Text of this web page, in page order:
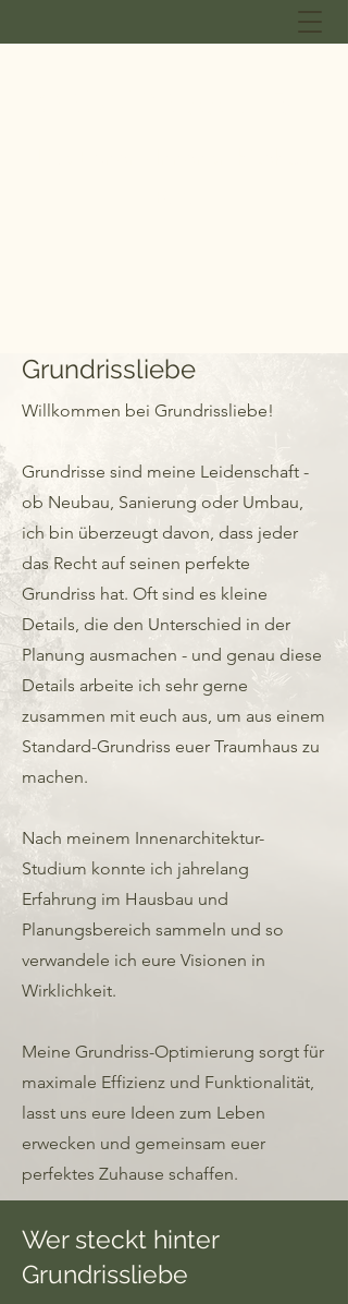
Grundrissliebe
Willkommen bei Grundrissliebe!
Grundrisse sind meine Leidenschaft -
ob Neubau, Sanierung oder Umbau,
ich bin überzeugt davon, dass jeder
das Recht auf seinen perfekte
Grundriss hat. Oft sind es kleine
Details, die den Unterschied in der
Planung ausmachen - und genau diese
Details arbeite ich sehr gerne
zusammen mit euch aus, um aus einem
Standard-Grundriss euer Traumhaus zu
machen.
Nach meinem Innenarchitektur-
Studium konnte ich jahrelang
Erfahrung im Hausbau und
Planungsbereich sammeln und so
verwandele ich eure Visionen in
Wirklichkeit.
Meine Grundriss-Optimierung sorgt für
maximale Effizienz und Funktionalität,
lasst uns eure Ideen zum Leben
erwecken und gemeinsam euer
perfektes Zuhause schaffen.
Wer steckt hinter
Grundrissliebe